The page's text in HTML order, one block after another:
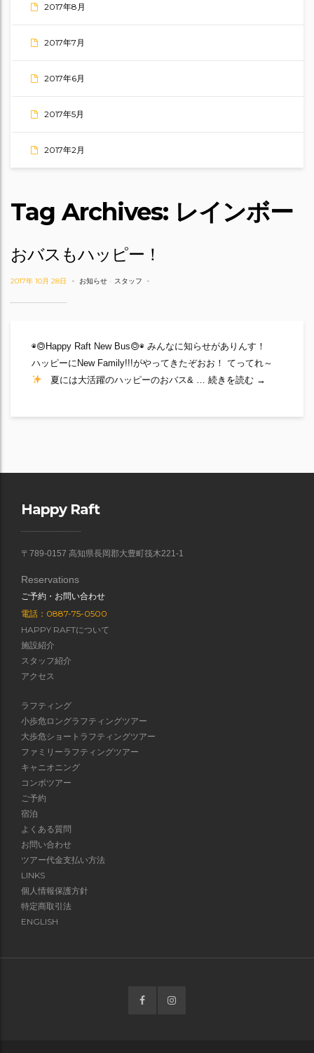
2017年8月
2017年7月
2017年6月
2017年5月
2017年2月
Tag Archives: レインボー
おバスもハッピー！
2017年 10月 28日 お知らせ - スタッフ
◉◎Happy Raft New Bus◎◉ みんなに知らせがありんす！
ハッピーにNew Family!!!がやってきたぞおお！ てってれ～
夏には大活躍のハッピーのおバス& … 続きを読む おバスもハッ
→
Happy Raft
〒789-0157 高知県長岡郡大豊町筏木221-1
Reservations
ご予約・お問い合わせ
電話：0887-75-0500
HAPPY RAFTについて
施設紹介
スタッフ紹介
アクセス
ラフティング
小歩危ロングラフティングツアー
大歩危ショートラフティングツアー
ファミリーラフティングツアー
キャニオニング
コンボツアー
ご予約
宿泊
よくある質問
お問い合わせ
ツアー代金支払い方法
LINKS
個人情報保護方針
特定商取引法
ENGLISH